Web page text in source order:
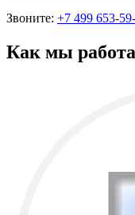
Звоните: +7 499 653-
Как мы